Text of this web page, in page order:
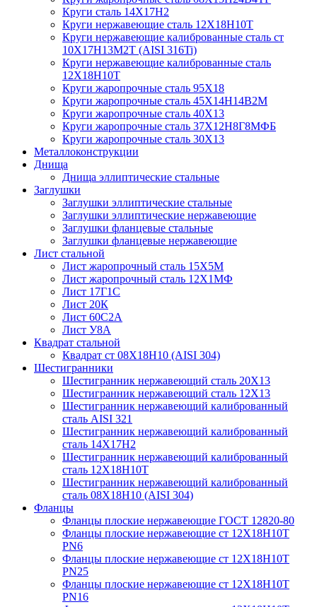
Круги сталь 14Х17Н2
Круги нержавеющие сталь 12Х18Н10Т
Круги нержавеющие калиброванные сталь ст
10Х17Н13М2Т (AISI 316Ti)
Круги нержавеющие калиброванные сталь
12Х18Н10Т
Круги жаропрочные сталь 95Х18
Круги жаропрочные сталь 45Х14Н14В2М
Круги жаропрочные сталь 40Х13
Круги жаропрочные сталь 37Х12Н8Г8МФБ
Круги жаропрочные сталь 30Х13
Металлоконструкции
Днища
Днища эллиптические стальные
Заглушки
Заглушки эллиптические стальные
Заглушки эллиптические нержавеющие
Заглушки фланцевые стальные
Заглушки фланцевые нержавеющие
Лист стальной
Лист жаропрочный сталь 15Х5М
Лист жаропрочный сталь 12Х1МФ
Лист 17Г1С
Лист 20К
Лист 60С2А
Лист У8А
Квадрат стальной
Квадрат ст 08Х18Н10 (AISI 304)
Шестигранники
Шестигранник нержавеющий сталь 20Х13
Шестигранник нержавеющий сталь 12Х13
Шестигранник нержавеющий калиброванный
сталь AISI 321
Шестигранник нержавеющий калиброванный
сталь 14Х17Н2
Шестигранник нержавеющий калиброванный
сталь 12Х18Н10Т
Шестигранник нержавеющий калиброванный
сталь 08Х18Н10 (AISI 304)
Фланцы
Фланцы плоские нержавеющие ГОСТ 12820-80
Фланцы плоские нержавеющие ст 12Х18Н10Т
PN6
Фланцы плоские нержавеющие ст 12Х18Н10Т
PN25
Фланцы плоские нержавеющие ст 12Х18Н10Т
PN16